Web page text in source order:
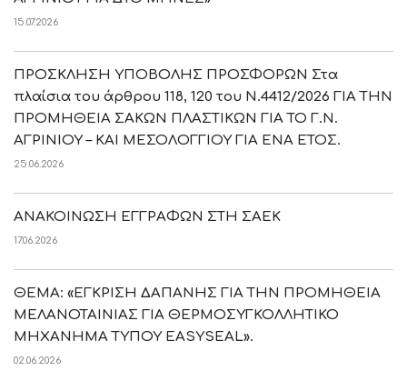
15.07.2026
ΠΡΟΣΚΛΗΣΗ ΥΠΟΒΟΛΗΣ ΠΡΟΣΦΟΡΩΝ Στα
πλαίσια του άρθρου 118, 120 του Ν.4412/2026 ΓΙΑ ΤΗΝ
ΠΡΟΜΗΘΕΙΑ ΣΑΚΩΝ ΠΛΑΣΤΙΚΩΝ ΓΙΑ ΤΟ Γ.Ν.
ΑΓΡΙΝΙΟΥ – ΚΑΙ ΜΕΣΟΛΟΓΓΙΟΥ ΓΙΑ ΕΝΑ ΕΤΟΣ.
25.06.2026
ΑΝΑΚΟΙΝΩΣΗ ΕΓΓΡΑΦΩΝ ΣΤΗ ΣΑΕΚ
17.06.2026
ΘΕΜΑ: «ΕΓΚΡΙΣΗ ΔΑΠΑΝΗΣ ΓΙΑ ΤΗΝ ΠΡΟΜΗΘΕΙΑ
ΜΕΛΑΝΟΤΑΙΝΙΑΣ ΓΙΑ ΘΕΡΜΟΣΥΓΚΟΛΛΗΤΙΚΟ
ΜΗΧΑΝΗΜΑ ΤΥΠΟΥ EASYSEAL».
02.06.2026